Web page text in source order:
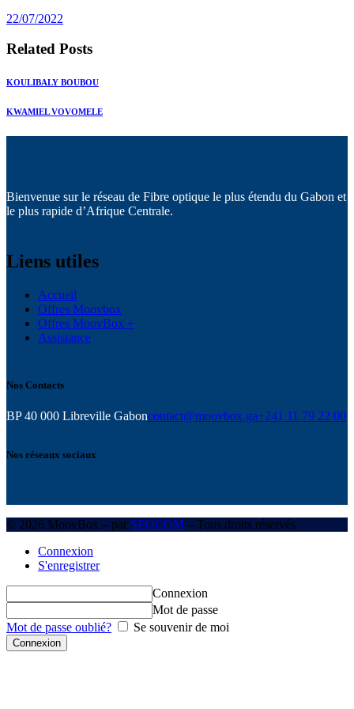
22/07/2022
Related Posts
KOULIBALY BOUBOU
KWAMIEL VOVOMELE
Bienvenue sur le réseau de Fibre optique le plus étendu du Gabon et
le plus rapide d’Afrique Centrale.
Liens utiles
Accueil
Offres Moovbox
Offres MoovBox +
Assistance
Nos Contacts
BP 40 000 Libreville Gaboncontact@moovbox.ga+241 11 79 22 00
Nos réseaux sociaux
© 2026 MoovBox – par SEOCOM – Tous droits réservés
Connexion
S'enregistrer
Connexion
Mot de passe
Mot de passe oublié?
Se souvenir de moi